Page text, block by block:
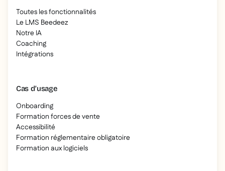
Toutes les fonctionnalités
Le LMS Beedeez
Notre IA
Coaching
Intégrations
Cas d’usage
Onboarding
Formation forces de vente
Accessibilité
Formation réglementaire obligatoire
Formation aux logiciels